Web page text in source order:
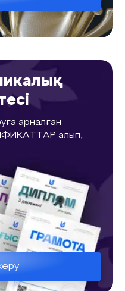
арналған
алып,